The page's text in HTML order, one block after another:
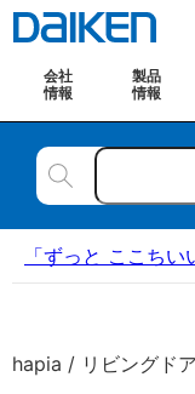
会社
情報
製品
情報
「ずっと ここち
hapia / リビングドア